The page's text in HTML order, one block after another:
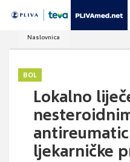
Naslovnica
BOL
Lokalno
ljekarničke